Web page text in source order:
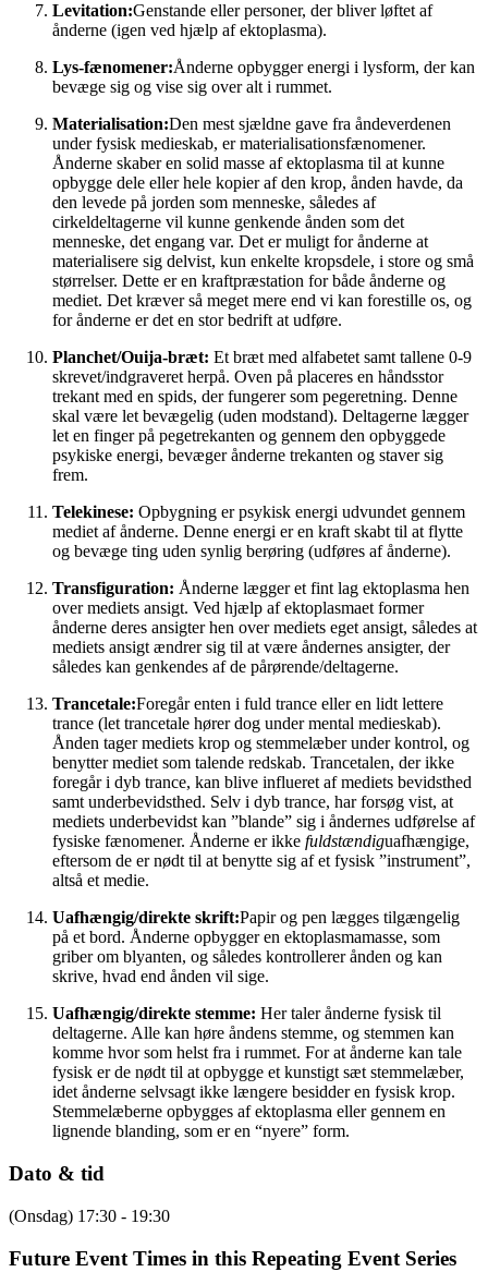
Levitation:Genstande eller personer, der bliver løftet af
ånderne (igen ved hjælp af ektoplasma).
Lys-fænomener:Ånderne opbygger energi i lysform, der kan
bevæge sig og vise sig over alt i rummet.
Materialisation:Den mest sjældne gave fra åndeverdenen
under fysisk medieskab, er materialisationsfænomener.
Ånderne skaber en solid masse af ektoplasma til at kunne
opbygge dele eller hele kopier af den krop, ånden havde, da
den levede på jorden som menneske, således af
cirkeldeltagerne vil kunne genkende ånden som det
menneske, det engang var. Det er muligt for ånderne at
materialisere sig delvist, kun enkelte kropsdele, i store og små
størrelser. Dette er en kraftpræstation for både ånderne og
mediet. Det kræver så meget mere end vi kan forestille os, og
for ånderne er det en stor bedrift at udføre.
Planchet/Ouija-bræt: Et bræt med alfabetet samt tallene 0-9
skrevet/indgraveret herpå. Oven på placeres en håndsstor
trekant med en spids, der fungerer som pegeretning. Denne
skal være let bevægelig (uden modstand). Deltagerne lægger
let en finger på pegetrekanten og gennem den opbyggede
psykiske energi, bevæger ånderne trekanten og staver sig
frem.
Telekinese: Opbygning er psykisk energi udvundet gennem
mediet af ånderne. Denne energi er en kraft skabt til at flytte
og bevæge ting uden synlig berøring (udføres af ånderne).
Transfiguration: Ånderne lægger et fint lag ektoplasma hen
over mediets ansigt. Ved hjælp af ektoplasmaet former
ånderne deres ansigter hen over mediets eget ansigt, således at
mediets ansigt ændrer sig til at være åndernes ansigter, der
således kan genkendes af de pårørende/deltagerne.
Trancetale:Foregår enten i fuld trance eller en lidt lettere
trance (let trancetale hører dog under mental medieskab).
Ånden tager mediets krop og stemmelæber under kontrol, og
benytter mediet som talende redskab. Trancetalen, der ikke
foregår i dyb trance, kan blive influeret af mediets bevidsthed
samt underbevidsthed. Selv i dyb trance, har forsøg vist, at
mediets underbevidst kan ”blande” sig i åndernes udførelse af
fysiske fænomener. Ånderne er ikke fuldstændiguafhængige,
eftersom de er nødt til at benytte sig af et fysisk ”instrument”,
altså et medie.
Uafhængig/direkte skrift:Papir og pen lægges tilgængelig
på et bord. Ånderne opbygger en ektoplasmamasse, som
griber om blyanten, og således kontrollerer ånden og kan
skrive, hvad end ånden vil sige.
Uafhængig/direkte stemme: Her taler ånderne fysisk til
deltagerne. Alle kan høre åndens stemme, og stemmen kan
komme hvor som helst fra i rummet. For at ånderne kan tale
fysisk er de nødt til at opbygge et kunstigt sæt stemmelæber,
idet ånderne selvsagt ikke længere besidder en fysisk krop.
Stemmelæberne opbygges af ektoplasma eller gennem en
lignende blanding, som er en “nyere” form.
Dato & tid
(Onsdag) 17:30 - 19:30
Future Event Times in this Repeating Event Series